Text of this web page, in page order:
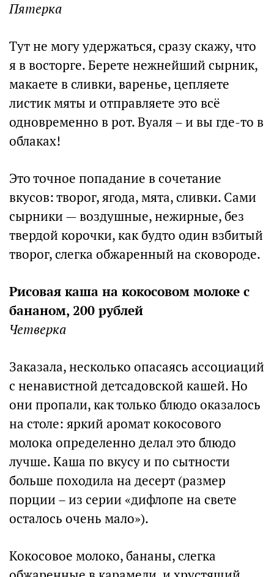
Пятерка
Тут не могу удержаться, сразу скажу, что
я в восторге. Берете нежнейший сырник,
макаете в сливки, варенье, цепляете
листик мяты и отправляете это всё
одновременно в рот. Вуаля – и вы где-то в
облаках!
Это точное попадание в сочетание
вкусов: творог, ягода, мята, сливки. Сами
сырники — воздушные, нежирные, без
твердой корочки, как будто один взбитый
творог, слегка обжаренный на сковороде.
Рисовая каша на кокосовом молоке с
бананом, 200 рублей
Четверка
Заказала, несколько опасаясь ассоциаций
с ненавистной детсадовской кашей. Но
они пропали, как только блюдо оказалось
на столе: яркий аромат кокосового
молока определенно делал это блюдо
лучше. Каша по вкусу и по сытности
больше походила на десерт (размер
порции – из серии «дифлопе на свете
осталось очень мало»).
Кокосовое молоко, бананы, слегка